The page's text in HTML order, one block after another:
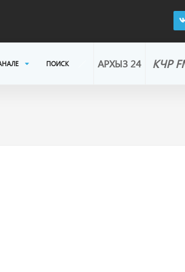
КЧР
АРХЫЗ 24
ПОИСК